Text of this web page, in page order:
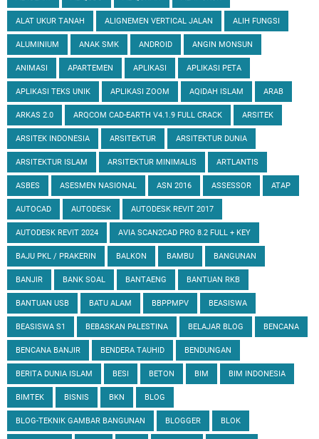
ALAT UKUR TANAH ALIGNEMEN VERTICAL JALAN ALIH FUNGSI
ALUMINIUM ANAK SMK ANDROID ANGIN MONSUN
ANIMASI APARTEMEN APLIKASI APLIKASI PETA
APLIKASI TEKS UNIK APLIKASI ZOOM AQIDAH ISLAM ARAB
ARKAS 2.0 ARQCOM CAD-EARTH V4.1.9 FULL CRACK ARSITEK
ARSITEK INDONESIA ARSITEKTUR ARSITEKTUR DUNIA
ARSITEKTUR ISLAM ARSITEKTUR MINIMALIS ARTLANTIS
ASBES ASESMEN NASIONAL ASN 2016 ASSESSOR ATAP
AUTOCAD AUTODESK AUTODESK REVIT 2017
AUTODESK REVIT 2024 AVIA SCAN2CAD PRO 8.2 FULL + KEY
BAJU PKL / PRAKERIN BALKON BAMBU BANGUNAN
BANJIR BANK SOAL BANTAENG BANTUAN RKB
BANTUAN USB BATU ALAM BBPPMPV BEASISWA
BEASISWA S1 BEBASKAN PALESTINA BELAJAR BLOG BENCANA
BENCANA BANJIR BENDERA TAUHID BENDUNGAN
BERITA DUNIA ISLAM BESI BETON BIM BIM INDONESIA
BIMTEK BISNIS BKN BLOG
BLOG-TEKNIK GAMBAR BANGUNAN BLOGGER BLOK